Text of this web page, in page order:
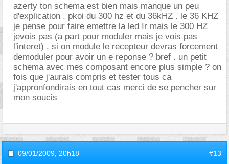
azerty ton schema est bien mais manque un peu
d'explication . pkoi du 300 hz et du 36kHZ . le 36 KHZ
je pense pour faire emettre la led Ir mais le 300 HZ
jevois pas (a part pour moduler mais je vois pas
l'interet) . si on module le recepteur devras forcement
demoduler pour avoir un e reponse ? bref . un petit
schema avec mes composant encore plus simple ? on
fois que j'aurais compris et tester tous ca
j'appronfondirais en tout cas merci de se pencher sur
mon soucis
09/01/2009, 20h18 #13